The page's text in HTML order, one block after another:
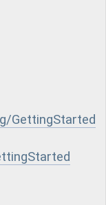
GettingStarted